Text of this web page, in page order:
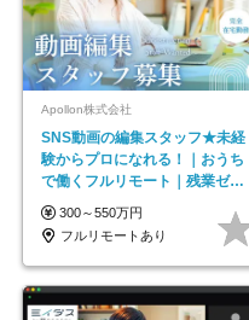
Apollon株式会社
SNS動画の編集スタッフ★未経
験からプロになれる！｜おうち
で働くフルリモート｜残業ゼロ
で18時退勤◎
300～550万円
フルリモートあり